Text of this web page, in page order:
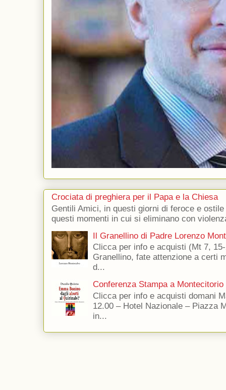
Crociata di preghiera per il Papa e la Chiesa
Gentili Amici, in questi giorni di feroce e
questi momenti in cui si eliminano con
Il Granellino di Padre Lorenzo
Clicca per info e acquisti (Mt 7,
Granellino, fate attenzione a certi
d...
Conferenza Stampa a Montecitorio
Clicca per info e acquisti domani
12.00 – Hotel Nazionale – Piazza
in...